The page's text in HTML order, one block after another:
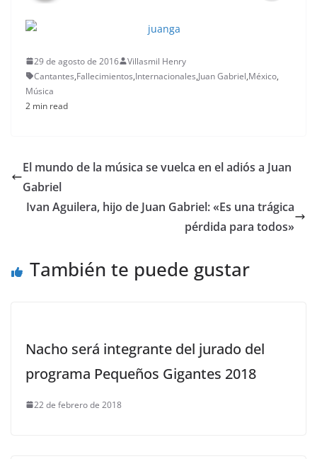
29 de agosto de 2016
Villasmil Henry
Cantantes,Fallecimientos,Internacionales,Juan Gabriel,México,
Música
2 min read
El mundo de la música se vuelca en el adiós a Juan
Gabriel
Ivan Aguilera, hijo de Juan Gabriel: «Es una trágica
pérdida para todos»
También te puede gustar
Nacho será integrante del jurado del
programa Pequeños Gigantes 2018
22 de febrero de 2018